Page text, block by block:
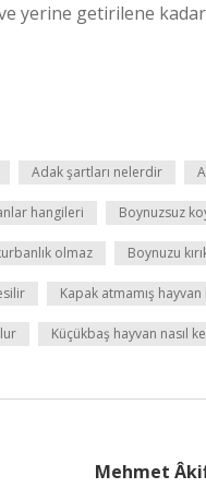
yerine getirilene
Adak şartları nelerdir
hangileri Boynuzsuz
olmaz Boynuzu
Kapak atmamış
Küçükbaş hayvan nasıl
Mehmet